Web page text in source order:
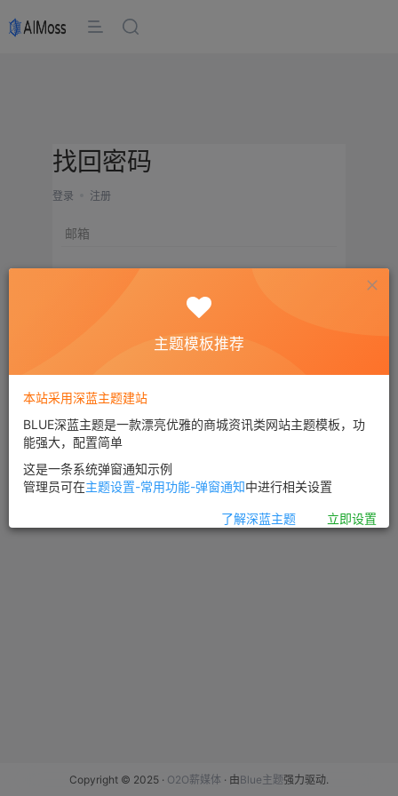
找回密码
登录 注册
邮箱
确认提交
Copyright © 2025 · O2O薪媒体 · 由Blue主题强力驱动.
主题模板推荐
本站采用深蓝主题建站
BLUE深蓝主题是一款漂亮优雅的商城资讯类网站主题模板，功
能强大，配置简单
这是一条系统弹窗通知示例
管理员可在主题设置-常用功能-弹窗通知中进行相关设置
了解深蓝主题 立即设置